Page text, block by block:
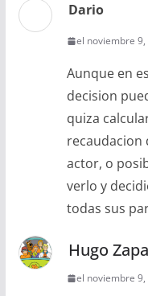
Dario
el noviembre 9,
Aunque en
decision
quiza
recaudacion
actor, o
verlo y
todas sus
Hugo
el noviembre 9,